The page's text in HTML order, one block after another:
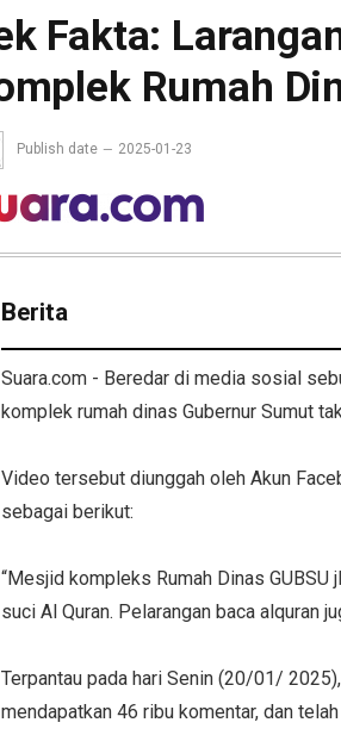
Fakta:
Rumah
Publish date 2025-01-23
Berita
Suara.com - Beredar di media sosial
komplek rumah dinas Gubernur Sumut
Video tersebut diunggah oleh Akun
sebagai berikut:
“Mesjid kompleks Rumah Dinas
suci Al Quran. Pelarangan baca alquran
Terpantau pada hari Senin (20/01/
mendapatkan 46 ribu komentar, dan